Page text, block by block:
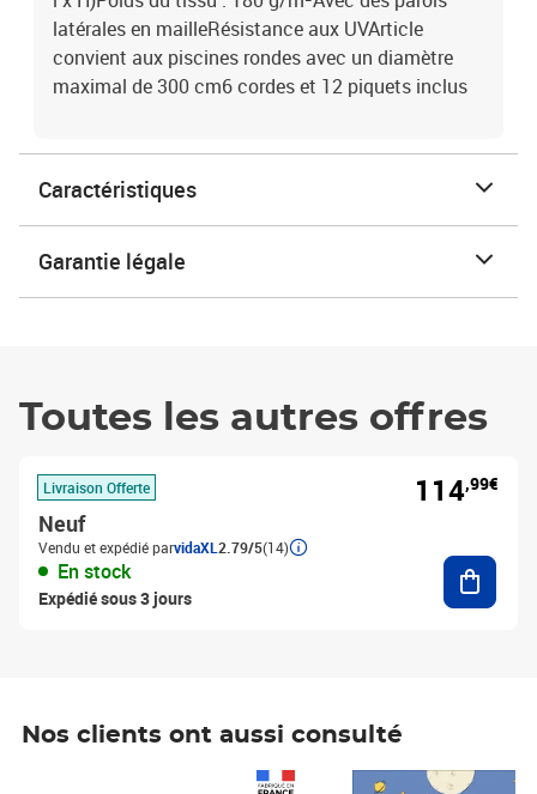
latérales en mailleRésistance aux UVArticle
convient aux piscines rondes avec un diamètre
maximal de 300 cm6 cordes et 12 piquets inclus
Caractéristiques
Garantie légale
Toutes les autres offres
Livraison Offerte
Neuf
Vendu et expédié parvidaXL 2.79/5(14)
En stock
Expédié sous 3 jours
114,99€
Nos clients ont aussi consulté
Prix 7,50€